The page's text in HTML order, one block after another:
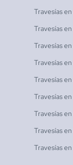
Travesías en
Travesías en
Travesías en
Travesías en
Travesías en
Travesías en
Travesías en
Travesías en
Travesías en